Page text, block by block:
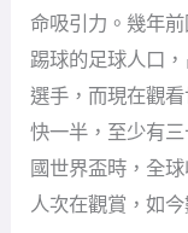
命吸引力。幾年
踢球的足球人口
選手，而現在觀
快一半，至少有
國世界盃時，全
人次在觀賞，如